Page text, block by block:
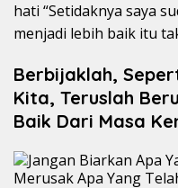
hati “Setidaknya saya
menjadi lebih baik itu
Berbijaklah,
Kita, Teruslah
Baik Dari Masa